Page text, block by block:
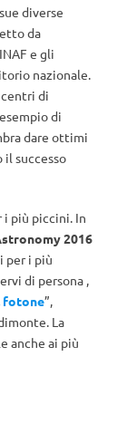
diverse
da
e gli
nazionale.
di
di
dare ottimi
successo
i più piccini. In
2016
per i più
di persona ,
fotone”,
La
anche ai più